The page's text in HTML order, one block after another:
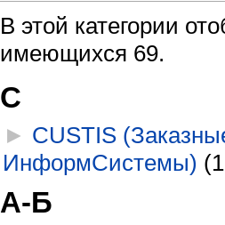
В этой категории
имеющихся 69.
C
► CUSTIS
ИнформСистемы)
А-Б